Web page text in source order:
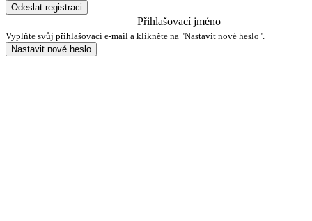
Odeslat registraci
Přihlašovací jméno
Vyplňte svůj přihlašovací e-mail a klikněte na "Nastavit nové heslo".
Nastavit nové heslo